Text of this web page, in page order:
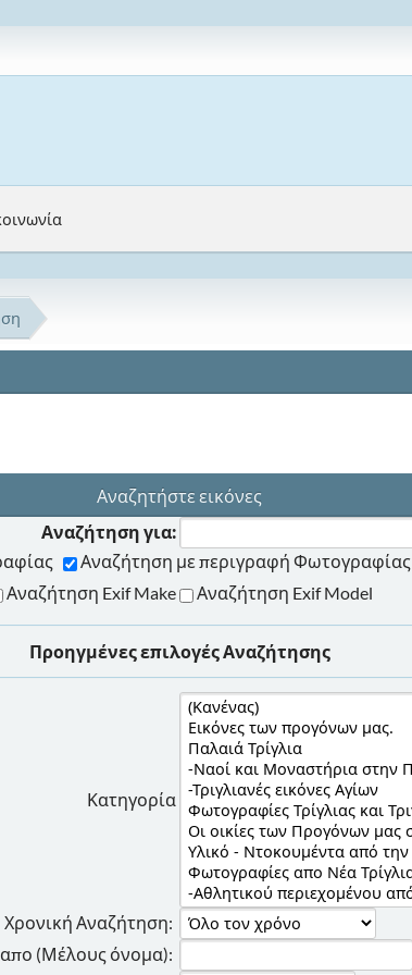
Αναζητήστε εικόνες
Αναζήτηση για:
Αναζήτηση με περιγραφή Φωτογραφίας
Αναζήτηση Exif Make
Αναζήτηση Exif Model
Προηγμένες επιλογές Αναζήτησης
Κατηγορία
Χρονική Αναζήτηση:
(Μέλους όνομα):